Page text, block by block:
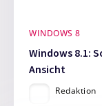
WINDOWS 8
Windows 8.1:
Ansicht
Redaktion